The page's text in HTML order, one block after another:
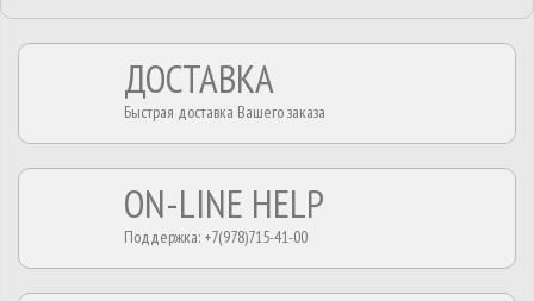
ДОСТАВКА
Быстрая доставка Вашего заказа
ON-LINE HELP
Поддержка: +7(978)715-41-00